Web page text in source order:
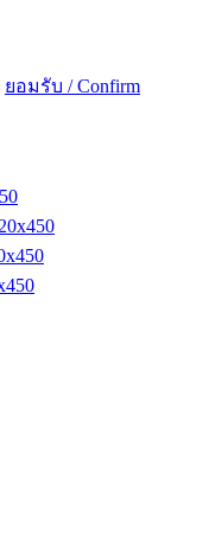
ยอมรับ / Confirm